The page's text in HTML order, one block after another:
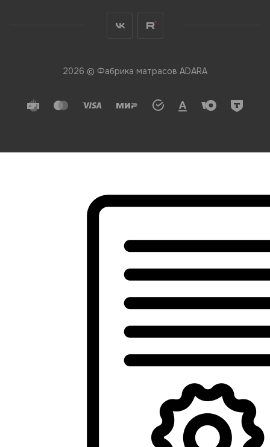
2026 © Фабрика матрасов ADARA